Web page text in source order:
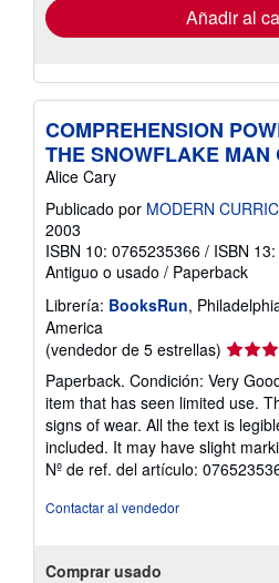
envío
Añadir al
COMPREHENSION
THE SNOWFLAKE MAN
Alice Cary
Publicado por MODERN
2003
ISBN 10: 0765235366 / ISBN
Antiguo o usado / Paperback
Librería: BooksRun,
America
(vendedor de 5 estrellas)
5
de
5
Paperback. Condición: Very
item that has seen limited use.
signs of wear. All the text is
included. It may have slight
Nº de ref. del artículo:
Contactar al vendedor
Comprar usado